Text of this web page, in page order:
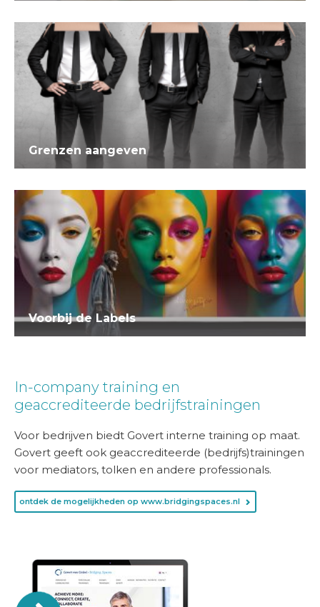
Grenzen aangeven
Voorbij de Labels
In-company training en
geaccrediteerde bedrijfstrainingen
Voor bedrijven biedt Govert interne training op maat.
Govert geeft ook geaccrediteerde (bedrijfs)trainingen
voor mediators, tolken en andere professionals.
ontdek de mogelijkheden op www.bridgingspaces.nl